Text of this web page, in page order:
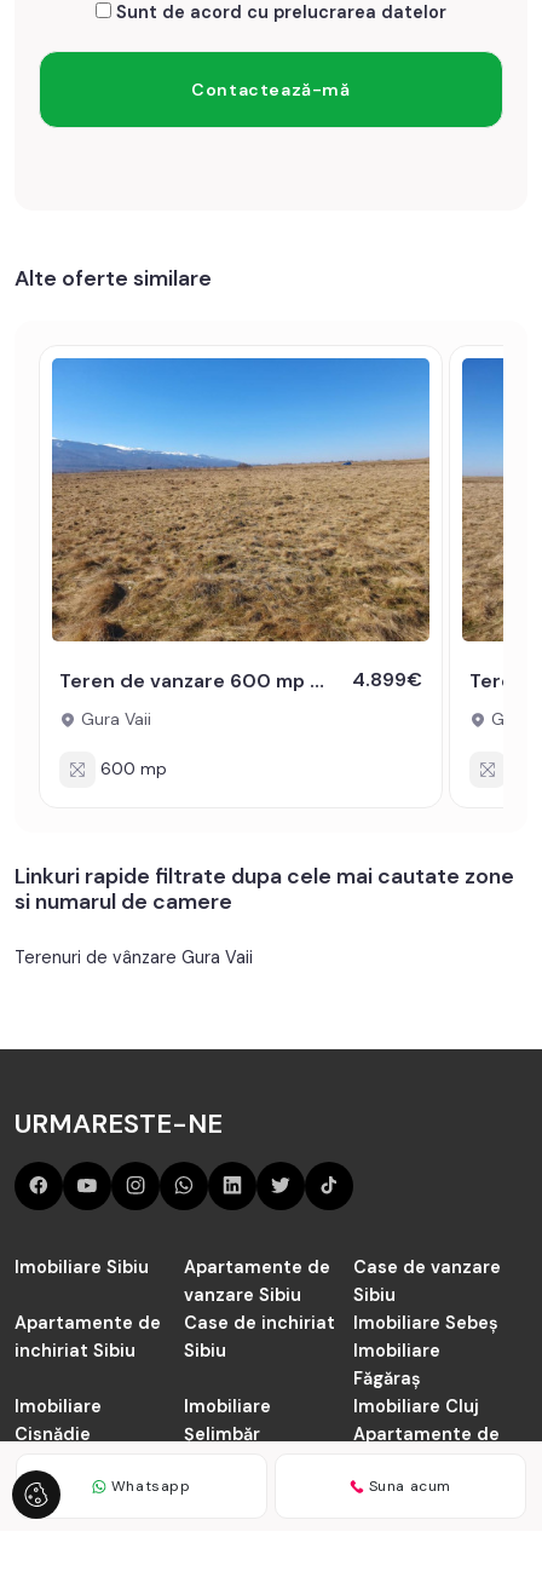
Sunt de acord cu prelucrarea datelor
Alte oferte similare
Teren de vanzare 600 mp extravilan la 10 km de autostrada 4.899€
Gura Vaii
600 mp
Gura
Linkuri rapide filtrate dupa cele mai cautate zone
si numarul de camere
Terenuri de vânzare Gura Vaii
Whatsapp Suna acum
URMARESTE-NE
Imobiliare Sibiu
Apartamente de
vanzare Sibiu
Case de vanzare
Sibiu
Apartamente de
inchiriat Sibiu
Case de inchiriat
Sibiu
Imobiliare Sebeș
Imobiliare
Făgăraș
Imobiliare
Cisnădie
Imobiliare
Șelimbăr
Imobiliare Cluj
Apartamente de
Napoca